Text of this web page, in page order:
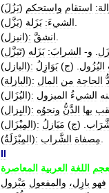
(بَزُلَ) استقام واستحكم
(بَزَّل) الشيءَ: بَزَلة
(انبزل): انشقَّ
(تَبَزَّل) و- الشرابَ: بَزَله
(البازل): البُزُول . (ج)بَوَازِلُ
(البازلة): الحاجة من المال
(البُزَال): الشيءُ المبزول
(البِزال): بها الدَّنُّ ونحوُه
(المِبْزَال): . (ج) مَبَازلُ
(المِبْزَلَةُ): مِصفاة الشَّراب
II
اللغة العربية المعاصرة
فهو بازِل، والمفعول مَبْزول